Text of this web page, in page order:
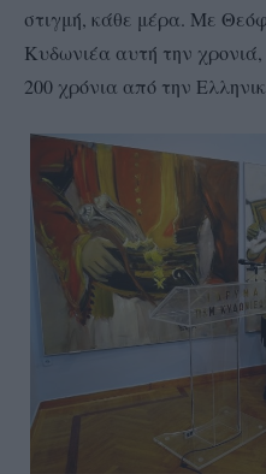
στιγμή, κάθε μέρα. Με
Κυδωνιέα αυτή την
200 χρόνια από την